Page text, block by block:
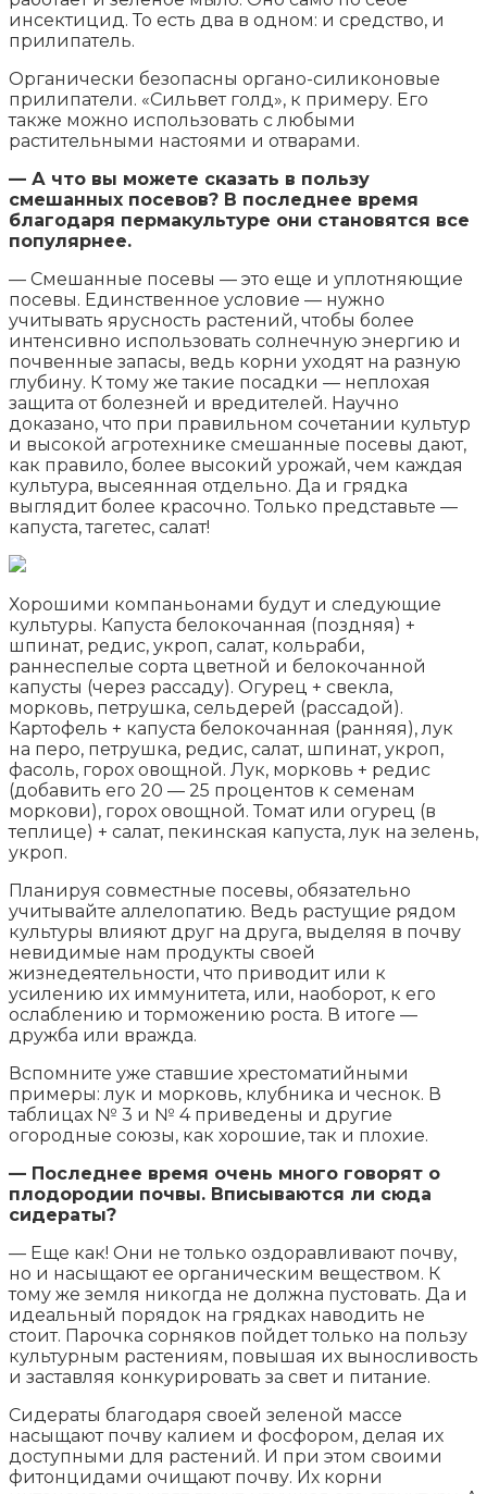
инсектицид. То есть два в одном: и средство, и
прилипатель.
Органически безопасны органо-силиконовые
прилипатели. «Сильвет голд», к примеру. Его
также можно использовать с любыми
растительными настоями и отварами.
— А что вы можете сказать в пользу
смешанных посевов? В последнее время
благодаря пермакультуре они становятся все
популярнее.
— Смешанные посевы — это еще и уплотняющие
посевы. Единственное условие — нужно
учитывать ярусность растений, чтобы более
интенсивно использовать солнечную энергию и
почвенные запасы, ведь корни уходят на разную
глубину. К тому же такие посадки — неплохая
защита от болезней и вредителей. Научно
доказано, что при правильном сочетании культур
и высокой агротехнике смешанные посевы дают,
как правило, более высокий урожай, чем каждая
культура, высеянная отдельно. Да и грядка
выглядит более красочно. Только представьте —
капуста, тагетес, салат!
Хорошими компаньонами будут и следующие
культуры. Капуста белокочанная (поздняя) +
шпинат, редис, укроп, салат, кольраби,
раннеспелые сорта цветной и белокочанной
капусты (через рассаду). Огурец + свекла,
морковь, петрушка, сельдерей (рассадой).
Картофель + капуста белокочанная (ранняя), лук
на перо, петрушка, редис, салат, шпинат, укроп,
фасоль, горох овощной. Лук, морковь + редис
(добавить его 20 — 25 процентов к семенам
моркови), горох овощной. Томат или огурец (в
теплице) + салат, пекинская капуста, лук на зелень,
укроп.
Планируя совместные посевы, обязательно
учитывайте аллелопатию. Ведь растущие рядом
культуры влияют друг на друга, выделяя в почву
невидимые нам продукты своей
жизнедеятельности, что приводит или к
усилению их иммунитета, или, наоборот, к его
ослаблению и торможению роста. В итоге —
дружба или вражда.
Вспомните уже ставшие хрестоматийными
примеры: лук и морковь, клубника и чеснок. В
таблицах № 3 и № 4 приведены и другие
огородные союзы, как хорошие, так и плохие.
— Последнее время очень много говорят о
плодородии почвы. Вписываются ли сюда
сидераты?
— Еще как! Они не только оздоравливают почву,
но и насыщают ее органическим веществом. К
тому же земля никогда не должна пустовать. Да и
идеальный порядок на грядках наводить не
стоит. Парочка сорняков пойдет только на пользу
культурным растениям, повышая их выносливость
и заставляя конкурировать за свет и питание.
Сидераты благодаря своей зеленой массе
насыщают почву калием и фосфором, делая их
доступными для растений. И при этом своими
фитонцидами очищают почву. Их корни